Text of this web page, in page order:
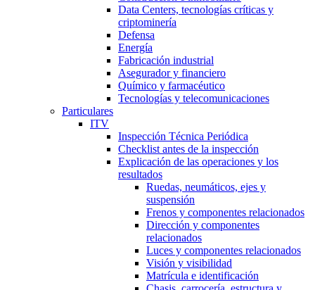
Data Centers, tecnologías críticas y
criptominería
Defensa
Energía
Fabricación industrial
Asegurador y financiero
Químico y farmacéutico
Tecnologías y telecomunicaciones
Particulares
ITV
Inspección Técnica Periódica
Checklist antes de la inspección
Explicación de las operaciones y los
resultados
Ruedas, neumáticos, ejes y
suspensión
Frenos y componentes relacionados
Dirección y componentes
relacionados
Luces y componentes relacionados
Visión y visibilidad
Matrícula e identificación